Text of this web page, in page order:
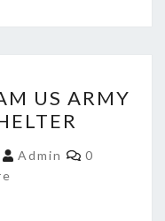
US ARMY
Admin
0